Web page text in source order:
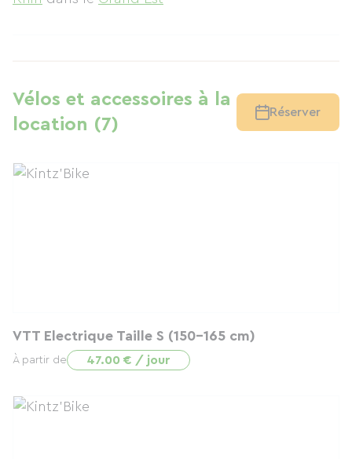
Vélos et accessoires à la
location (7)
Réserver
VTT Electrique Taille S (150-165 cm)
À partir de 47.00 € / jour